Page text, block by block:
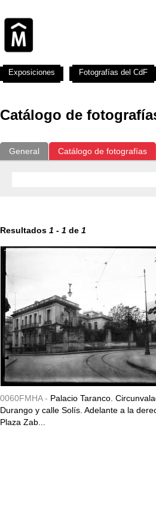
Catálogo de
General Catálogo de fotografías
Resultados 1 - 1 de 1
0060FMHA - Palacio Taranco.
Durango y calle Solís. Adelante a la
Plaza Zab...
Exposiciones Fotografías del CdF